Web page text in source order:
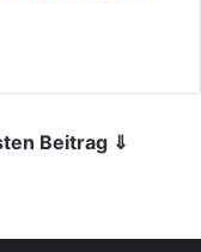
Beitrag ⇓